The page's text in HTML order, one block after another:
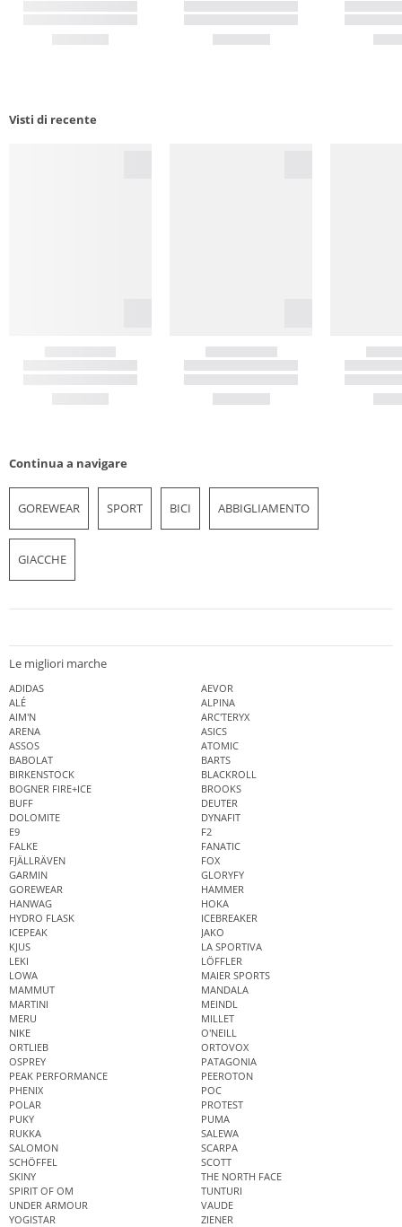
Visti di recente
Continua a navigare
GOREWEAR SPORT BICI ABBIGLIAMENTO
GIACCHE
Le migliori marche
ADIDAS
AEVOR
ALÉ
ALPINA
AIM'N
ARC'TERYX
ARENA
ASICS
ASSOS
ATOMIC
BABOLAT
BARTS
BIRKENSTOCK
BLACKROLL
BOGNER FIRE+ICE
BROOKS
BUFF
DEUTER
DOLOMITE
DYNAFIT
E9
F2
FALKE
FANATIC
FJÄLLRÄVEN
FOX
GARMIN
GLORYFY
GOREWEAR
HAMMER
HANWAG
HOKA
HYDRO FLASK
ICEBREAKER
ICEPEAK
JAKO
KJUS
LA SPORTIVA
LEKI
LÖFFLER
LOWA
MAIER SPORTS
MAMMUT
MANDALA
MARTINI
MEINDL
MERU
MILLET
NIKE
O'NEILL
ORTLIEB
ORTOVOX
OSPREY
PATAGONIA
PEAK PERFORMANCE
PEEROTON
PHENIX
POC
POLAR
PROTEST
PUKY
PUMA
RUKKA
SALEWA
SALOMON
SCARPA
SCHÖFFEL
SCOTT
SKINY
THE NORTH FACE
SPIRIT OF OM
TUNTURI
UNDER ARMOUR
VAUDE
YOGISTAR
ZIENER